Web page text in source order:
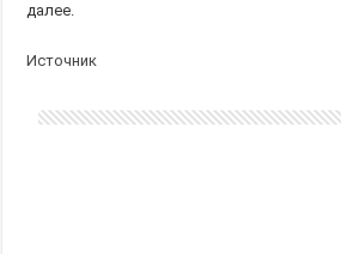
далее.
Источник